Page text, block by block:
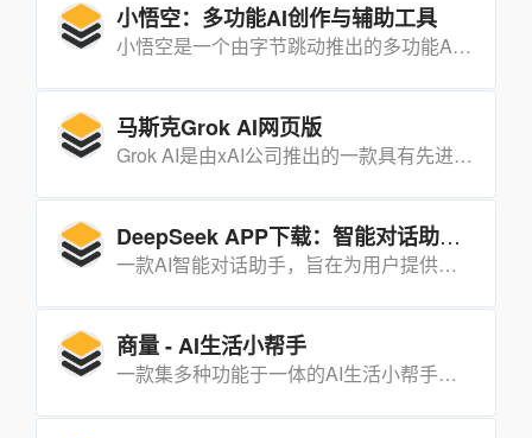
小悟空：多功能AI创作与辅助工具
小悟空是一个由字节跳动推出的多功能AI创作与辅助工具，涵盖了从文本创作、内容生成到虚拟人物互动等多种功能，旨在帮助用户高效完成各种创作和日常任务。
马斯克Grok AI网页版
Grok AI是由xAI公司推出的一款具有先进推理能力的网页版AI工具，支持推理、编程、视觉生成和创意创作等功能。
DeepSeek APP下载：智能对话助手的高效选择
一款AI智能对话助手，旨在为用户提供专业、高效的学习、工作和生活帮助。
商量 - AI生活小帮手
一款集多种功能于一体的AI生活小帮手，能够帮助用户高效处理日常事务，提升生活品质。